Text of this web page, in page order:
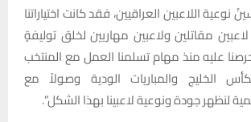
نوعية اللاعبين العراقيين، فقد كانت اختياراتنا
مقاتلين ولاعبين مهاريين لخلق توليفةٍ
عليه منذ مهام تسلمنا العمل مع المنتخب
الخليج والمباريات الودية وصولاً مع
لنظهر جودة ونوعية لاعبينا بهذا الشكل”.